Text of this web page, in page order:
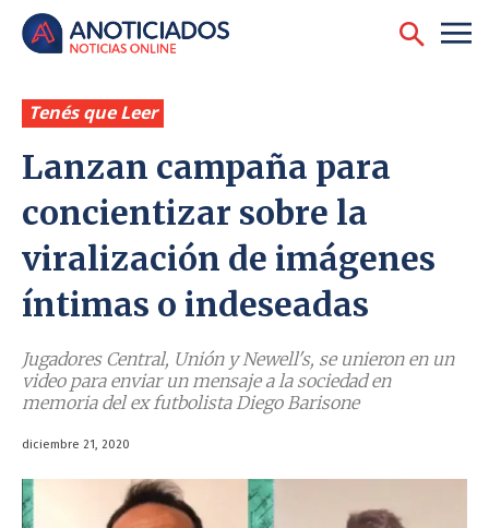
Tenés que Leer
Lanzan campaña para
concientizar sobre la
viralización de imágenes
íntimas o indeseadas
Jugadores Central, Unión y Newell's, se unieron en un
video para enviar un mensaje a la sociedad en
memoria del ex futbolista Diego Barisone
diciembre 21, 2020